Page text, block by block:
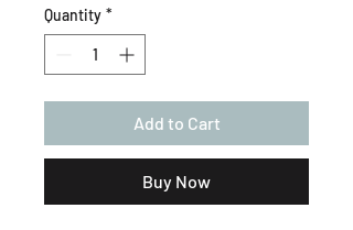
Quantity *
Add to Cart
Buy Now